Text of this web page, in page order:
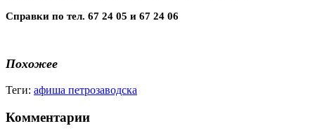
Справки по тел. 67 24 05 и 67 24 06
Похожее
Теги: афиша петрозаводска
Комментарии